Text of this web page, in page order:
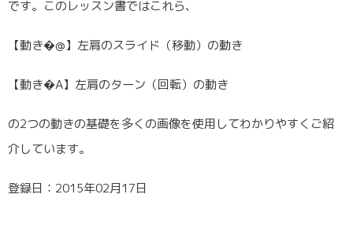
です。このレッスン書ではこれら、
【動き�@】左肩のスライド（移動）の動き
【動き�A】左肩のターン（回転）の動き
の2つの動きの基礎を多くの画像を使用してわかりやすくご紹
介しています。
登録日：2015年02月17日